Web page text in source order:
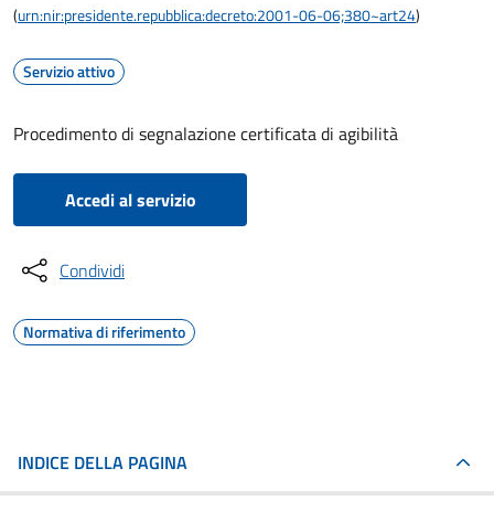
(urn:nir:presidente.repubblica:decreto:2001-06-06;380~art24)
Servizio attivo
Procedimento di segnalazione certificata di agibilità
Accedi al servizio
Condividi
Normativa di riferimento
INDICE DELLA PAGINA